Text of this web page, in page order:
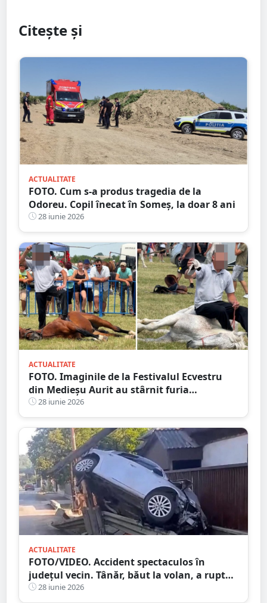
Citește și
ACTUALITATE
FOTO. Cum s-a produs tragedia de la
Odoreu. Copil înecat în Someș, la doar 8 ani
28 iunie 2026
ACTUALITATE
FOTO. Imaginile de la Festivalul Ecvestru
din Medieșu Aurit au stârnit furia
iubitorilor de animale. Proprietarii, acuzați
că au ales să își umilească propriii cai
28 iunie 2026
ACTUALITATE
FOTO/VIDEO. Accident spectaculos în
județul vecin. Tânăr, băut la volan, a rupt
un stâlp cu mașina și a ajuns în gard
28 iunie 2026